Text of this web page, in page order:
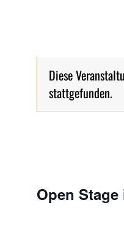
Diese
stattgefunden.
Open